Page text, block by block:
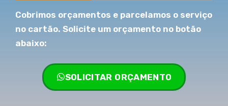
Cobrimos orçamentos e parcelamos o serviço
no cartão. Solicite um orçamento no botão
abaixo:
SOLICITAR ORÇAMENTO